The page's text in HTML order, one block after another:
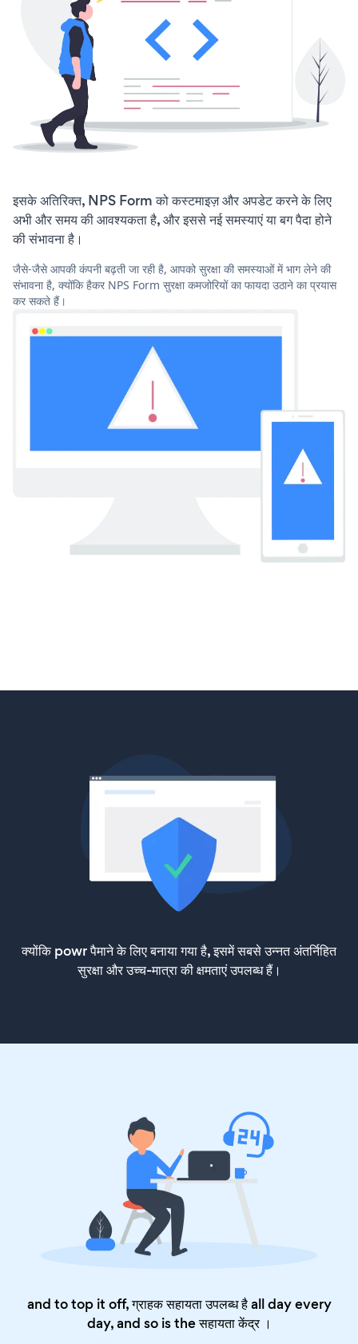
इसके अतिरिक्त, NPS Form को कस्टमाइज़ और अपडेट करने के लिए
अभी और समय की आवश्यकता है, और इससे नई समस्याएं या बग पैदा होने
की संभावना है।
जैसे-जैसे आपकी कंपनी बढ़ती जा रही है, आपको सुरक्षा की समस्याओं में भाग लेने की
संभावना है, क्योंकि हैकर NPS Form सुरक्षा कमजोरियों का फायदा उठाने का प्रयास
कर सकते हैं।
क्योंकि powr पैमाने के लिए बनाया गया है, इसमें सबसे उन्नत अंतर्निहित
सुरक्षा और उच्च-मात्रा की क्षमताएं उपलब्ध हैं।
and to top it off, ग्राहक सहायता उपलब्ध है all day every
day, and so is theसहायता केंद्र।